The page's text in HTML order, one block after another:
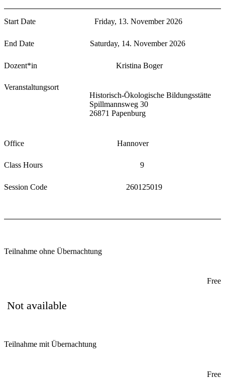
Start Date Friday, 13. November 2026
End Date Saturday, 14. November 2026
Dozent*in Kristina Boger
Veranstaltungsort
Historisch-Ökologische Bildungsstätte
Spillmannsweg 30
26871 Papenburg
Office Hannover
Class Hours 9
Session Code 260125019
Teilnahme ohne Übernachtung
Free
Not available
Teilnahme mit Übernachtung
Free